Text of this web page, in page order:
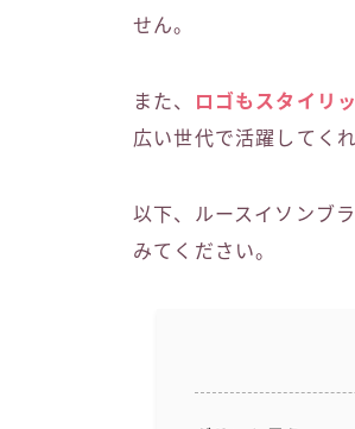
せん。
また、 ロゴもスタイリ
広い世代で活躍してくれ
以下、ルースイソンブ
みてください。